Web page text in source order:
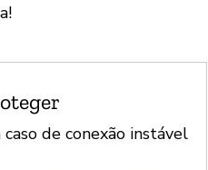
de conexão instável